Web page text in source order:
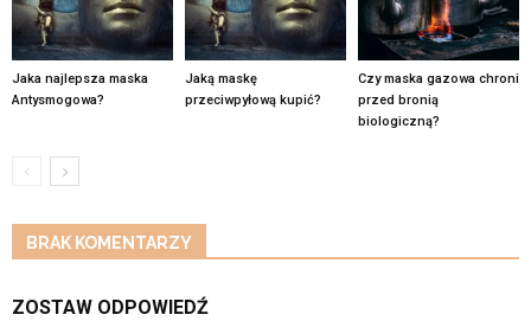
Jaka najlepsza maska
Antysmogowa?
Jaką maskę
przeciwpyłową kupić?
Czy maska gazowa chroni
przed bronią
biologiczną?
BRAK KOMENTARZY
ZOSTAW ODPOWIEDŹ